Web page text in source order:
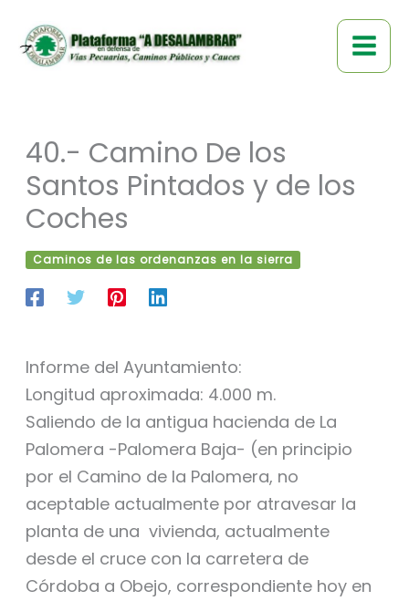
contenido
40.- Camino De los
Santos Pintados y de los
Coches
Caminos de las ordenanzas en la sierra
Informe del Ayuntamiento:
Longitud aproximada: 4.000 m.
Saliendo de la antigua hacienda de La
Palomera -Palomera Baja- (en principio
por el Camino de la Palomera, no
aceptable actualmente por atravesar la
planta de una vivienda, actualmente
desde el cruce con la carretera de
Córdoba a Obejo, correspondiente hoy en